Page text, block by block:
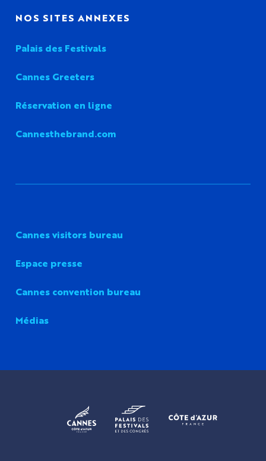
NOS SITES ANNEXES
Palais des Festivals
Cannes Greeters
Réservation en ligne
Cannesthebrand.com
Cannes visitors bureau
Espace presse
Cannes convention bureau
Médias